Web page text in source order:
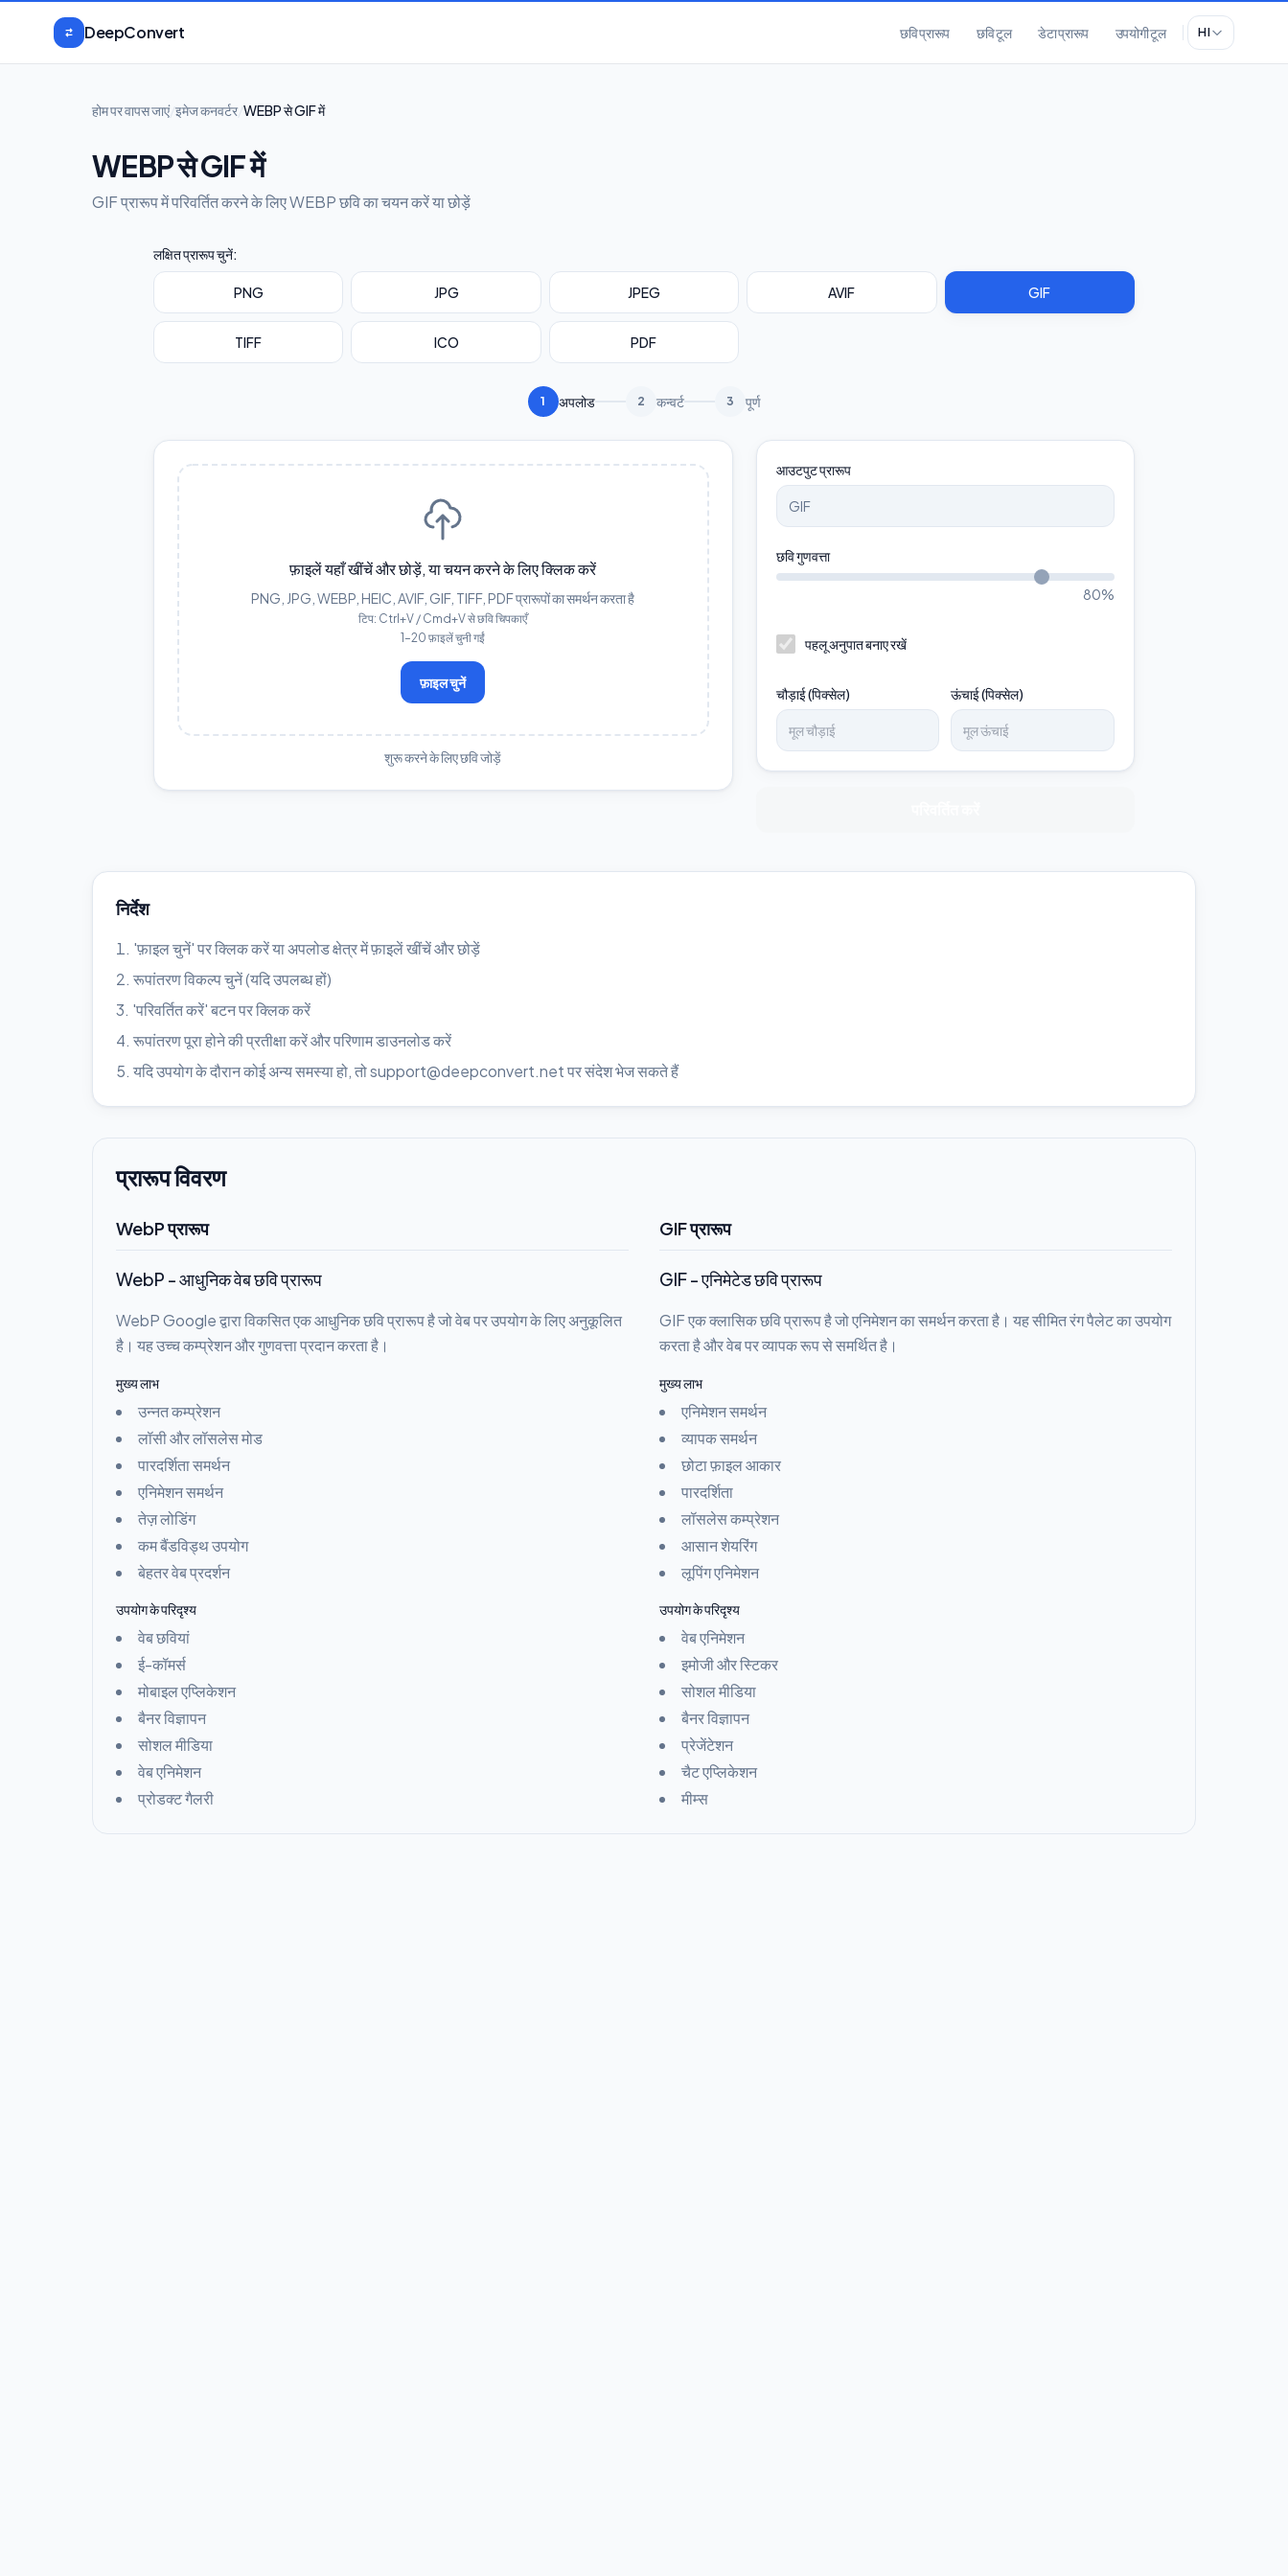
DeepConvert
छवि प्रारूप छवि टूल डेटा प्रारूप उपयोगी टूल HI
होम पर वापस जाएं/ इमेज कनवर्टर WEBP से GIF में
WEBP से GIF में
GIF प्रारूप में परिवर्तित करने के लिए WEBP छवि का चयन करें या छोड़ें
लक्षित प्रारूप चुनें:
PNG JPG JPEG AVIF GIF
TIFF ICO PDF
1 अपलोड 2 कन्वर्ट 3 पूर्ण
फ़ाइलें यहाँ खींचें और छोड़ें, या चयन करने के लिए क्लिक करें
PNG, JPG, WEBP, HEIC, AVIF, GIF, TIFF, PDF प्रारूपों का समर्थन करता है
टिप: Ctrl+V / Cmd+V से छवि चिपकाएँ
1–20 फ़ाइलें चुनी गईं
फ़ाइल चुनें
शुरू करने के लिए छवि जोड़ें
आउटपुट प्रारूप
छवि गुणवत्ता
80%
पहलू अनुपात बनाए रखें
चौड़ाई (पिक्सेल) ऊंचाई (पिक्सेल)
निर्देश
'फ़ाइल चुनें' पर क्लिक करें या अपलोड क्षेत्र में फ़ाइलें खींचें और छोड़ें
रूपांतरण विकल्प चुनें (यदि उपलब्ध हों)
'परिवर्तित करें' बटन पर क्लिक करें
रूपांतरण पूरा होने की प्रतीक्षा करें और परिणाम डाउनलोड करें
यदि उपयोग के दौरान कोई अन्य समस्या हो, तो support@deepconvert.net पर संदेश भेज सकते हैं
प्रारूप विवरण
WebP प्रारूप
WebP - आधुनिक वेब छवि प्रारूप
WebP Google द्वारा विकसित एक आधुनिक छवि प्रारूप है जो वेब पर उपयोग के लिए अनुकूलित
है। यह उच्च कम्प्रेशन और गुणवत्ता प्रदान करता है।
मुख्य लाभ
उन्नत कम्प्रेशन
लॉसी और लॉसलेस मोड
पारदर्शिता समर्थन
एनिमेशन समर्थन
तेज़ लोडिंग
कम बैंडविड्थ उपयोग
बेहतर वेब प्रदर्शन
उपयोग के परिदृश्य
वेब छवियां
ई-कॉमर्स
मोबाइल एप्लिकेशन
बैनर विज्ञापन
सोशल मीडिया
वेब एनिमेशन
प्रोडक्ट गैलरी
GIF प्रारूप
GIF - एनिमेटेड छवि प्रारूप
GIF एक क्लासिक छवि प्रारूप है जो एनिमेशन का समर्थन करता है। यह सीमित रंग पैलेट का उपयोग
करता है और वेब पर व्यापक रूप से समर्थित है।
मुख्य लाभ
एनिमेशन समर्थन
व्यापक समर्थन
छोटा फ़ाइल आकार
पारदर्शिता
लॉसलेस कम्प्रेशन
आसान शेयरिंग
लूपिंग एनिमेशन
उपयोग के परिदृश्य
वेब एनिमेशन
इमोजी और स्टिकर
सोशल मीडिया
बैनर विज्ञापन
प्रेजेंटेशन
चैट एप्लिकेशन
मीम्स